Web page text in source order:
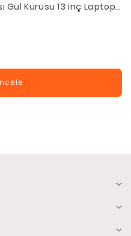
Gül Kurusu 13 inç Laptop